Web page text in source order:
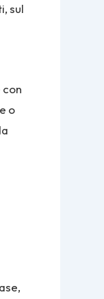
sul
con
o